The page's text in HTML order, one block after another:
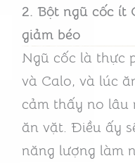
2. Bột ngũ cốc ít
giảm béo
Ngũ cốc là thực
và Calo, và lúc
cảm thấy no lâu
ăn vặt. Điều ấy
năng lượng làm